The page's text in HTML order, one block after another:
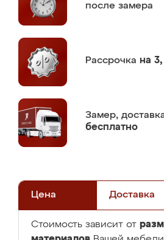
после замера
Рассрочка на
Замер,
бесплатно
Цена Доставка
Стоимость зависит от